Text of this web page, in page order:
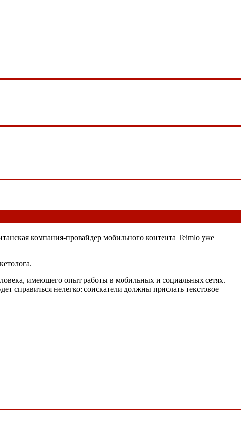
компания-провайдер мобильного контента Teimlo уже
имеющего опыт работы в мобильных и социальных сетях.
справиться нелегко: соискатели должны прислать текстовое